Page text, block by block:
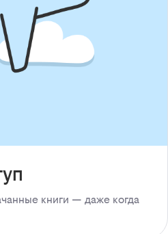
книги — даже когда